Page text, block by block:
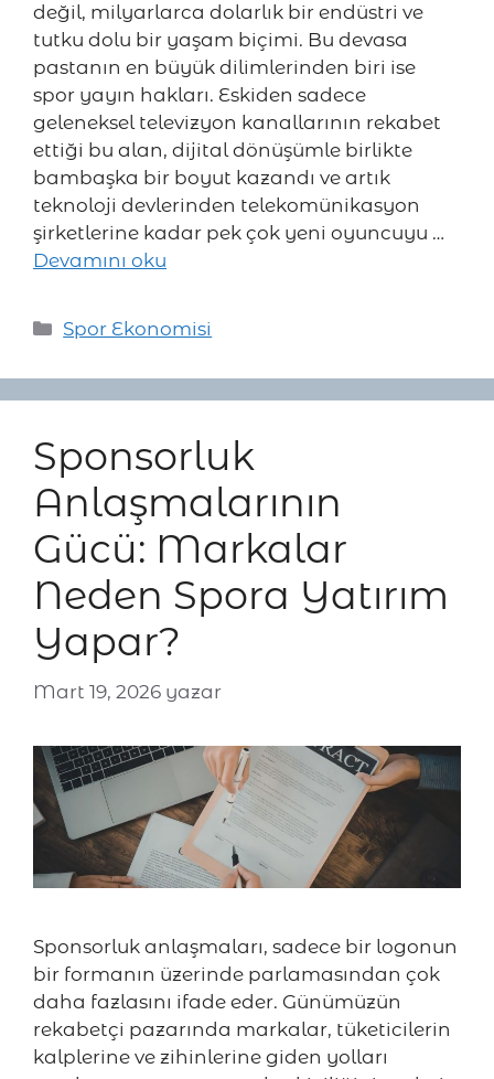
değil, milyarlarca dolarlık bir endüstri ve
tutku dolu bir yaşam biçimi. Bu devasa
pastanın en büyük dilimlerinden biri ise
spor yayın hakları. Eskiden sadece
geleneksel televizyon kanallarının rekabet
ettiği bu alan, dijital dönüşümle birlikte
bambaşka bir boyut kazandı ve artık
teknoloji devlerinden telekomünikasyon
şirketlerine kadar pek çok yeni oyuncuyu …
Devamını oku
Kategoriler
Spor Ekonomisi
Sponsorluk
Anlaşmalarının
Gücü: Markalar
Neden Spora Yatırım
Yapar?
Mart 19, 2026 yazar
Sponsorluk anlaşmaları, sadece bir logonun
bir formanın üzerinde parlamasından çok
daha fazlasını ifade eder. Günümüzün
rekabetçi pazarında markalar, tüketicilerin
kalplerine ve zihinlerine giden yolları